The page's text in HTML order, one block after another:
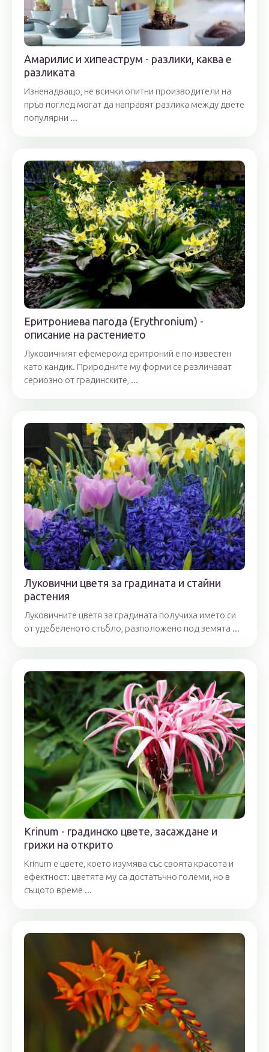
Амарилис и хипеаструм - разлики, каква е
разликата
Изненадващо, не всички опитни производители на
пръв поглед могат да направят разлика между двете
популярни ...
Еритрониева пагода (Erythronium) -
описание на растението
Луковичният ефемероид еритроний е по-известен
като кандик. Природните му форми се различават
сериозно от градинските, ...
Луковични цветя за градината и стайни
растения
Луковичните цветя за градината получиха името си
от удебеленото стъбло, разположено под земята ...
Krinum - градинско цвете, засаждане и
грижи на открито
Krinum е цвете, което изумява със своята красота и
ефектност: цветята му са достатъчно големи, но в
същото време ...